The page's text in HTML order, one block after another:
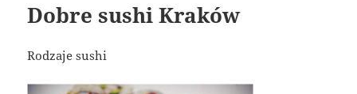
Dobre sushi Kraków
Rodzaje sushi